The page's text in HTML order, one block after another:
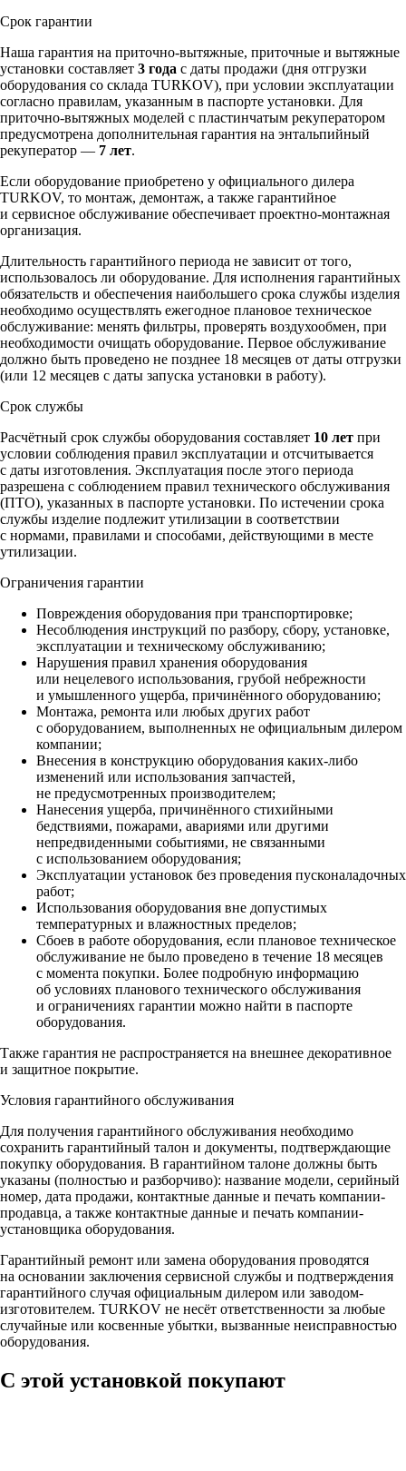
Срок гарантии
Наша гарантия на приточно-вытяжные, приточные и вытяжные
установки составляет 3 года с даты продажи (дня отгрузки
оборудования со склада TURKOV), при условии эксплуатации
согласно правилам, указанным в паспорте установки. Для
приточно-вытяжных моделей с пластинчатым рекуператором
предусмотрена дополнительная гарантия на энтальпийный
рекуператор — 7 лет.
Если оборудование приобретено у официального дилера
TURKOV, то монтаж, демонтаж, а также гарантийное
и сервисное обслуживание обеспечивает проектно-монтажная
организация.
Длительность гарантийного периода не зависит от того,
использовалось ли оборудование. Для исполнения гарантийных
обязательств и обеспечения наибольшего срока службы изделия
необходимо осуществлять ежегодное плановое техническое
обслуживание: менять фильтры, проверять воздухообмен, при
необходимости очищать оборудование. Первое обслуживание
должно быть проведено не позднее 18 месяцев от даты отгрузки
(или 12 месяцев с даты запуска установки в работу).
Срок службы
Расчётный срок службы оборудования составляет 10 лет при
условии соблюдения правил эксплуатации и отсчитывается
с даты изготовления. Эксплуатация после этого периода
разрешена с соблюдением правил технического обслуживания
(ПТО), указанных в паспорте установки. По истечении срока
службы изделие подлежит утилизации в соответствии
с нормами, правилами и способами, действующими в месте
утилизации.
Ограничения гарантии
Повреждения оборудования при транспортировке;
Несоблюдения инструкций по разбору, сбору, установке,
эксплуатации и техническому обслуживанию;
Нарушения правил хранения оборудования
или нецелевого использования, грубой небрежности
и умышленного ущерба, причинённого оборудованию;
Монтажа, ремонта или любых других работ
с оборудованием, выполненных не официальным дилером
компании;
Внесения в конструкцию оборудования каких‑либо
изменений или использования запчастей,
не предусмотренных производителем;
Нанесения ущерба, причинённого стихийными
бедствиями, пожарами, авариями или другими
непредвиденными событиями, не связанными
с использованием оборудования;
Эксплуатации установок без проведения пусконаладочных
работ;
Использования оборудования вне допустимых
температурных и влажностных пределов;
Сбоев в работе оборудования, если плановое техническое
обслуживание не было проведено в течение 18 месяцев
с момента покупки. Более подробную информацию
об условиях планового технического обслуживания
и ограничениях гарантии можно найти в паспорте
оборудования.
Также гарантия не распространяется на внешнее декоративное
и защитное покрытие.
Условия гарантийного обслуживания
Для получения гарантийного обслуживания необходимо
сохранить гарантийный талон и документы, подтверждающие
покупку оборудования. В гарантийном талоне должны быть
указаны (полностью и разборчиво): название модели, серийный
номер, дата продажи, контактные данные и печать компании-
продавца, а также контактные данные и печать компании-
установщика оборудования.
Гарантийный ремонт или замена оборудования проводятся
на основании заключения сервисной службы и подтверждения
гарантийного случая официальным дилером или заводом-
изготовителем. TURKOV не несёт ответственности за любые
случайные или косвенные убытки, вызванные неисправностью
оборудования.
С этой установкой покупают